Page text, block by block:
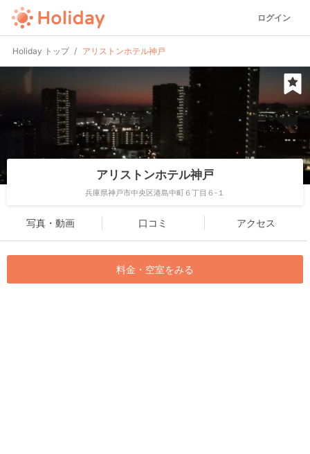
ログイン
Holiday トップ アリストンホテル神戸
アリストンホテル神戸
兵庫県神戸市中央区港島中町６丁目６-１
写真・動画 口コミ アクセス
料金・空室をみる